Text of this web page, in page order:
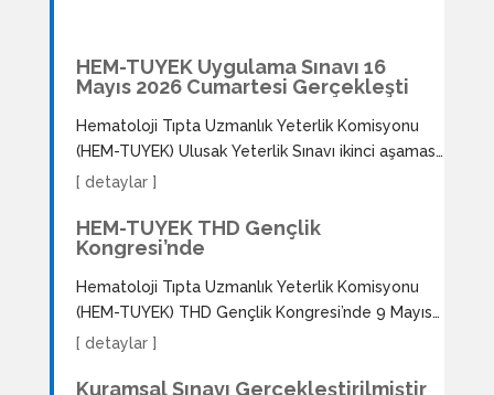
HEM-TUYEK Uygulama Sınavı 16
Mayıs 2026 Cumartesi Gerçekleşti
Hematoloji Tıpta Uzmanlık Yeterlik Komisyonu
(HEM-TUYEK) Ulusak Yeterlik Sınavı ikinci aşaması
olan Uygulama Sınavı’nı 16 Mayıs 2026 Cumartesi
Sıhhiye Yerleşkesi’nde yer alan Hacettepe
Üniversitesi Tıp Eğitimi ve Bilişimi Anabilim Dalı’nın
katkılarıyla saat 10.00’da gerçekleştirmiştir.
Sınava katılım sağlayan yedi (7) adayın süreçleri
ulaşabilirsiniz.
[ detaylar ]
HEM-TUYEK THD Gençlik
Kongresi’nde
Hematoloji Tıpta Uzmanlık Yeterlik Komisyonu
(HEM-TUYEK) THD Gençlik Kongresi’nde 9 Mayıs
2026 tarihinde “HEM-TUYEK Ulusal Yeterlik
gerçekleştirmiştir. Program Değerlendirme
[ detaylar ]
Kuramsal Sınavı Gerçekleştirilmiştir